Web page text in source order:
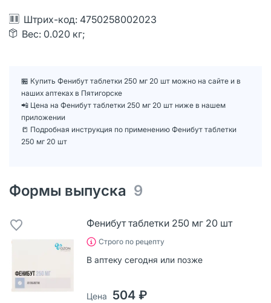
Штрих-код: 4750258002023
Вес: 0.020 кг;
🏪 Купить Фенибут таблетки 250 мг 20 шт можно на сайте и в
наших аптеках в Пятигорске
📲 Цена на Фенибут таблетки 250 мг 20 шт ниже в нашем
приложении
📒 Подробная инструкция по применению Фенибут таблетки
250 мг 20 шт
Формы выпуска 9
Фенибут таблетки 250 мг 20 шт
Строго по рецепту
В аптеку сегодня или позже
Цена 504 ₽